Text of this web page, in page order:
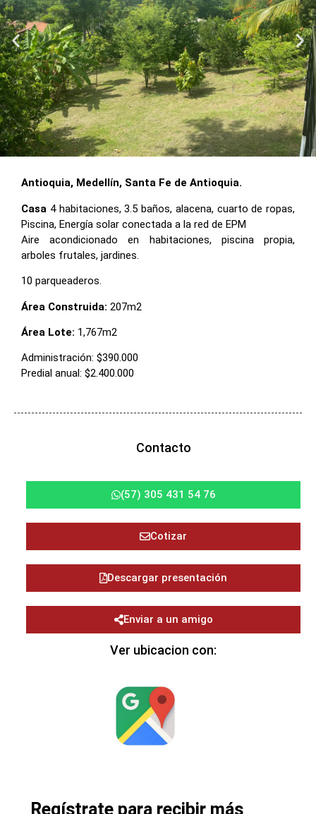
Antioquia, Medellín, Santa Fe de Antioquia.
Casa 4 habitaciones, 3.5 baños, alacena, cuarto de ropas,
Piscina, Energía solar conectada a la red de EPM
Aire acondicionado en habitaciones, piscina propia,
arboles frutales, jardines.
10 parqueaderos.
Área Construida: 207m2
Área Lote: 1,767m2
Administración: $390.000
Predial anual: $2.400.000
Contacto
(57) 305 431 54 76
Cotizar
Descargar presentación
Enviar a un amigo
Ver ubicacion con:
Regístrate para recibir más